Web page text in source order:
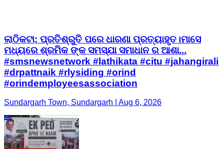
ଲାଠିକଟା; ପ୍ରତିଶ୍ରୁତି ପରେ ଧାରଣା ପ୍ରତ୍ୟାହୃତ।ମାସେ
ମଧ୍ୟରେ ଶ୍ରମିକ ଙ୍କ ସମସ୍ଯା ସମାଧାନ ର ଆଶା...
#smsnewsnetwork #lathikata #citu #jahangirali
#drpattnaik #rlysiding #orind
#orindemployeesassociation
Sundargarh Town, Sundargarh | Aug 6, 2026